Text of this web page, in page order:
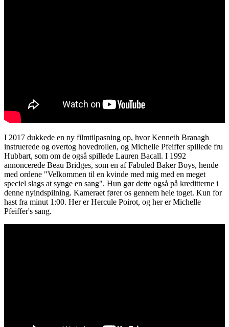
I 2017 dukkede en ny filmtilpasning op, hvor Kenneth Branagh
instruerede og overtog hovedrollen, og Michelle Pfeiffer spillede fru
Hubbart, som om de også spillede Lauren Bacall. I 1992
annoncerede Beau Bridges, som en af ​​Fabuled Baker Boys, hende
med ordene "Velkommen til en kvinde med mig med en meget
speciel slags at synge en sang". Hun gør dette også på kreditterne i
denne nyindspilning. Kameraet fører os gennem hele toget. Kun for
hast fra minut 1:00. Her er Hercule Poirot, og her er Michelle
Pfeiffer's sang.